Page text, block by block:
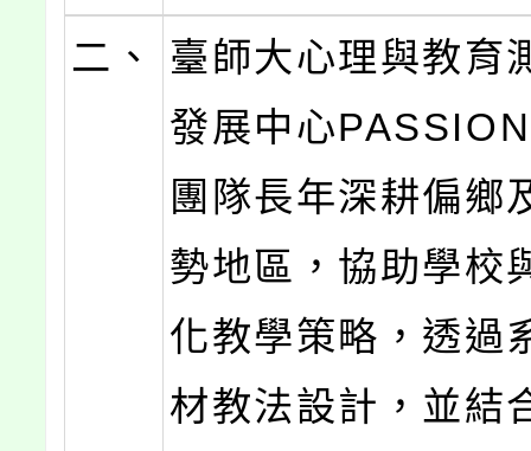
二、
臺師大心理與教育
發展中心
團隊長年深耕偏鄉
勢地區，協助學校
化教學策略，透過
材教法設計，並結